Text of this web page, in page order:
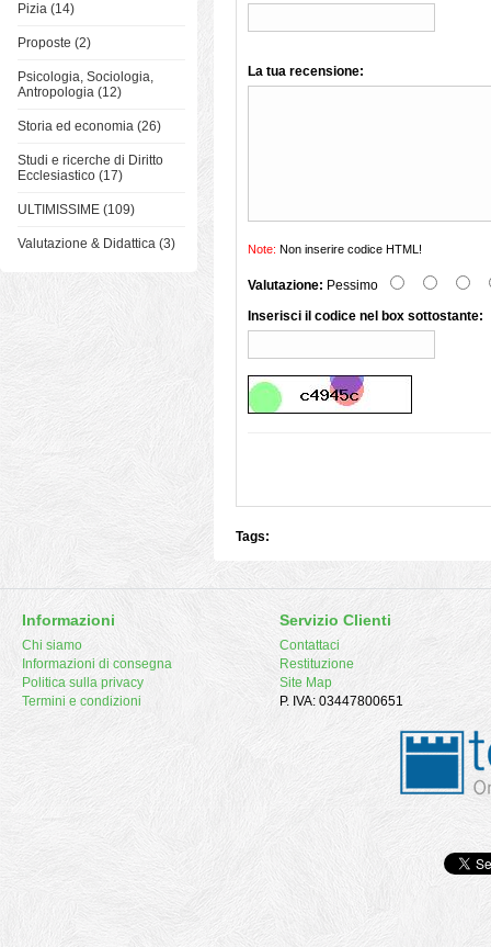
Pizia (14)
Proposte (2)
Psicologia, Sociologia,
Antropologia (12)
Storia ed economia (26)
Studi e ricerche di Diritto
Ecclesiastico (17)
ULTIMISSIME (109)
Valutazione & Didattica (3)
La tua recensione:
Note: Non inserire codice HTML!
Valutazione: Pessimo
Inserisci il codice nel box sottostante:
Tags:
Informazioni
Chi siamo
Informazioni di consegna
Politica sulla privacy
Termini e condizioni
Servizio Clienti
Contattaci
Restituzione
Site Map
P. IVA: 03447800651